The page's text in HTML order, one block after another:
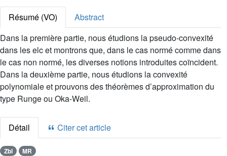
Résumé (VO)
Abstract
Dans la première partie, nous étudions la pseudo-convexité
dans les elc et montrons que, dans le cas normé comme dans
le cas non normé, les diverses notions introduites coïncident.
Dans la deuxième partie, nous étudions la convexité
polynomiale et prouvons des théorèmes d’approximation du
type Runge ou Oka-Weil.
Détail Citer cet article
Zbl MR